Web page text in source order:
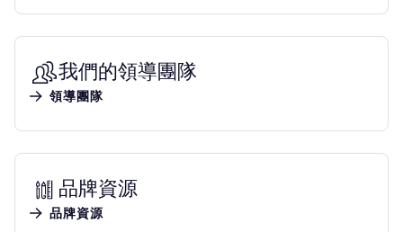
我們的領導團隊
領導團隊
品牌資源
品牌資源